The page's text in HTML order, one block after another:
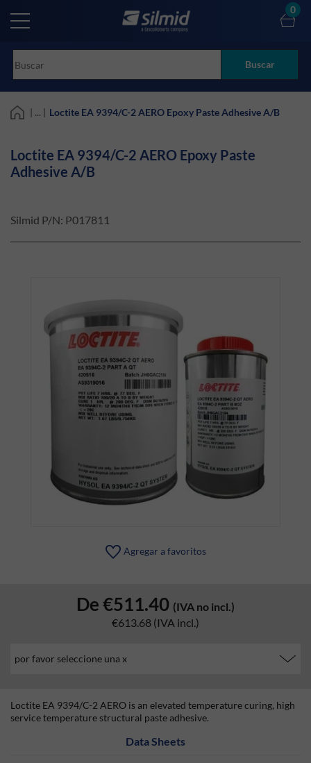
main
Buscar
0
| ... | Loctite EA 9394/C-2 AERO Epoxy Paste Adhesive A/B
Loctite EA 9394/C-2 AERO Epoxy Paste
Adhesive A/B
Silmid P/N: P017811
Agregar a favoritos
De€511.40 (IVA no incl.)
€613.68 (IVA incl.)
Loctite EA 9394/C-2 AERO is an elevated temperature curing, high
service temperature structural paste adhesive.
Data Sheets